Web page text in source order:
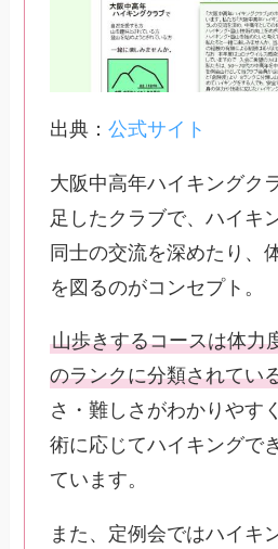
出典： 公式サイト
大阪中高年ハイキングク
足したクラブで、ハイキ
同士の交流を深めたり、
を図るのがコンセプト。
山歩きするコースは体力
のランクに分類されてい
さ・難しさがわかりやす
術に応じてハイキングで
ています。
また、定例会ではハイキ